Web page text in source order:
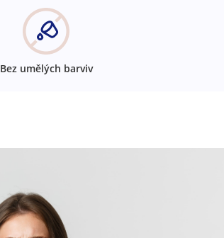
Bez umělých barviv